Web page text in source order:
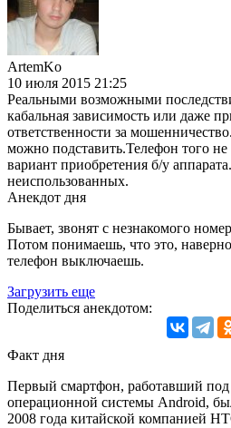
ArtemKo
10 июля 2015 21:25
Реальными возможными
кабальная зависимость или даже
ответственности за
можно подставить.Телефон того
вариант приобретения б/у
неиспользованных.
Анекдот дня
Бывает, звонят с незнакомого
Потом понимаешь, что это,
телефон выключаешь.
Загрузить еще
Поделиться анекдотом:
Факт дня
Первый смартфон, работавший
операционной системы Android,
2008 года китайской компанией